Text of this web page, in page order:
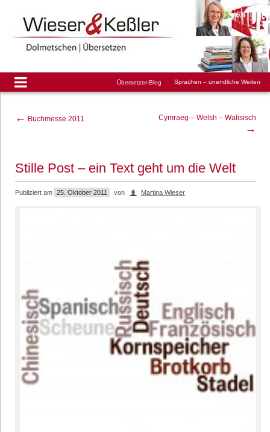
Übersetzer-Blog Sprachen – unendliche Weiten
← Buchmesse 2011 Cymraeg – Welsh – Walisisch
→
Stille Post – ein Text geht um die Welt
Publiziert am 25. Oktober 2011 von Martina Wieser